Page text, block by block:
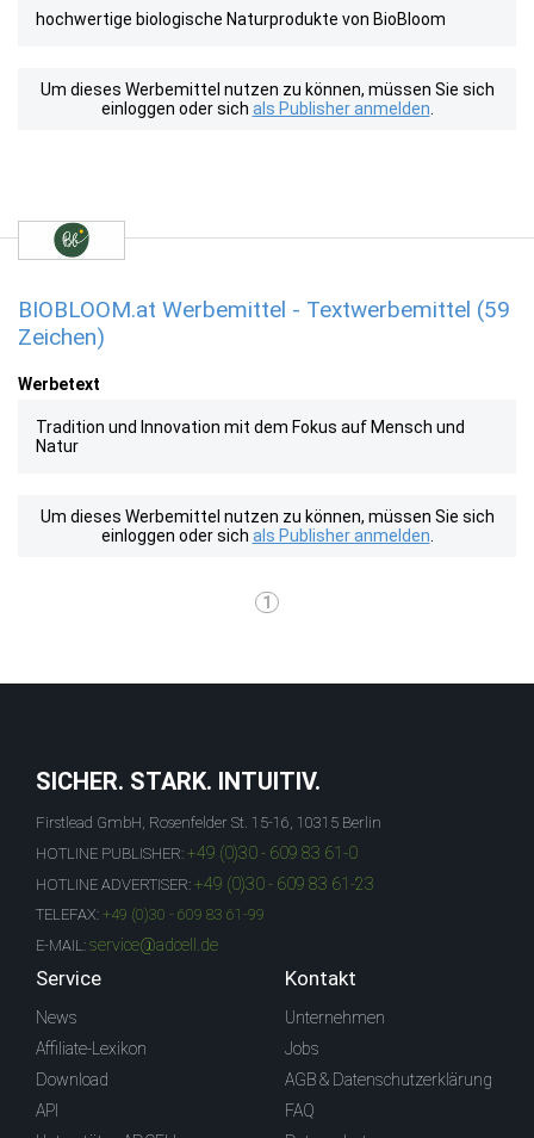
hochwertige biologische Naturprodukte von BioBloom
Um dieses Werbemittel nutzen zu können, müssen Sie sich
einloggen oder sich als Publisher anmelden
BIOBLOOM.at Werbemittel - Textwerbemittel (59
Zeichen)
Werbetext
Tradition und Innovation mit dem Fokus auf Mensch und
Natur
Um dieses Werbemittel nutzen zu können, müssen Sie sich
einloggen oder sich als Publisher anmelden
1
SICHER. STARK. INTUITIV.
Firstlead GmbH, Rosenfelder St. 15-16, 10315 Berlin
HOTLINE PUBLISHER: +49 (0)30 - 609 83 61-0
HOTLINE ADVERTISER: +49 (0)30 - 609 83 61-23
TELEFAX: +49 (0)30 - 609 83 61-99
E-MAIL: service@adcell.de
Service
News
Affiliate-Lexikon
Download
API
Kontakt
Unternehmen
Jobs
AGB & Datenschutzerklärung
FAQ